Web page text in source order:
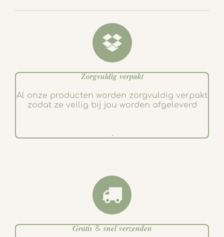
k
a
𝒁𝒐𝒓𝒈𝒗𝒖𝒍𝒅𝒊𝒈 𝒗𝒆𝒓𝒑𝒂𝒌𝒕
Al onze producten worden zorgvuldig verpakt
zodat ze veilig bij jou worden afgeleverd
.
𝑮𝒓𝒂𝒕𝒊𝒔 & 𝒔𝒏𝒆𝒍 𝒗𝒆𝒓𝒛𝒆𝒏𝒅𝒆𝒏